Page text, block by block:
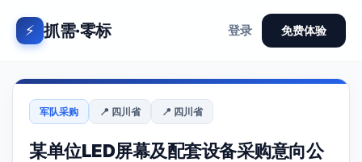
⚡ 抓需·零标 登录 免费体验
军队采购 📍 四川省 📍 四川省
某单位LED屏幕及配套设备采购意向公